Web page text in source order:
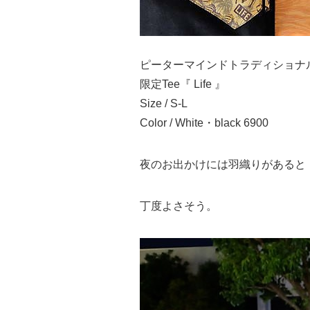
ピーターマインドトラディショナ
限定Tee『 Life 』
Size / S-L
Color / White・black 6900
夜のお出かけには羽織りがあると
丁度よさそう。